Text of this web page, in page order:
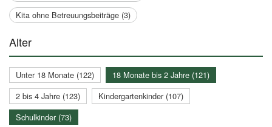
Kita ohne Betreuungsbeiträge (3)
Alter
Unter 18 Monate (122)
18 Monate bis 2 Jahre (121)
2 bis 4 Jahre (123)
Kindergartenkinder (107)
Schulkinder (73)